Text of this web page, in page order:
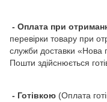
- Оплата при
перевірки товару при
служби доставки «Нова
Пошти здійснюється
- Готівкою (Оплата